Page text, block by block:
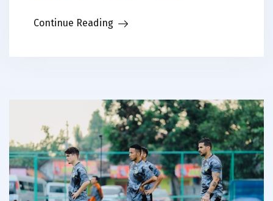
Continue Reading